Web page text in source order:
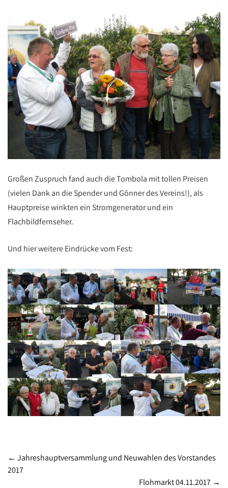
Großen Zuspruch fand auch die Tombola mit tollen Preisen
(vielen Dank an die Spender und Gönner des Vereins!), als
Hauptpreise winkten ein Stromgenerator und ein
Flachbildfernseher.
Und hier weitere Eindrücke vom Fest:
Post
navigation
← Jahreshauptversammlung und Neuwahlen des Vorstandes
2017
Flohmarkt 04.11.2017 →